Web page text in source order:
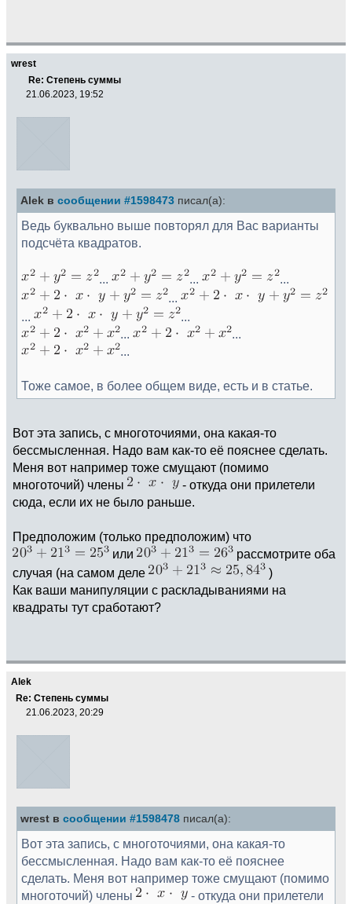
wrest
Re: Степень суммы
21.06.2023, 19:52
Alek в сообщении #1598473 писал(а):
Ведь буквально выше повторял для Вас варианты
подсчёта квадратов.
... ...
...
...
...
...
...
...
...
Тоже самое, в более общем виде, есть и в статье.
Вот эта запись, с многоточиями, она какая-то
бессмысленная. Надо вам как-то её пояснее сделать.
Меня вот например тоже смущают (помимо
многоточий) члены
- откуда они прилетели
сюда, если их не было раньше.
Предположим (только предположим) что
или
рассмотрите оба
случая (на самом деле
)
Как ваши манипуляции с раскладываниями на
квадраты тут сработают?
Alek
Re: Степень суммы
21.06.2023, 20:29
wrest в сообщении #1598478 писал(а):
Вот эта запись, с многоточиями, она какая-то
бессмысленная. Надо вам как-то её пояснее
сделать. Меня вот например тоже смущают (помимо
многоточий) члены
- откуда они прилетели